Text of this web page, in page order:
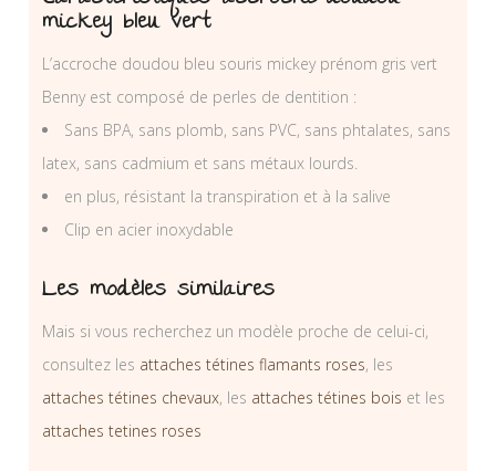
mickey bleu vert
L’accroche doudou bleu souris mickey prénom gris vert
Benny est composé de perles de dentition :
Sans BPA, sans plomb, sans PVC, sans phtalates, sans
latex, sans cadmium et sans métaux lourds.
en plus, résistant la transpiration et à la salive
Clip en acier inoxydable
Les modèles similaires
Mais si vous recherchez un modèle proche de celui-ci,
consultez les attaches tétines flamants roses, les
attaches tétines chevaux, les attaches tétines bois et les
attaches tetines roses